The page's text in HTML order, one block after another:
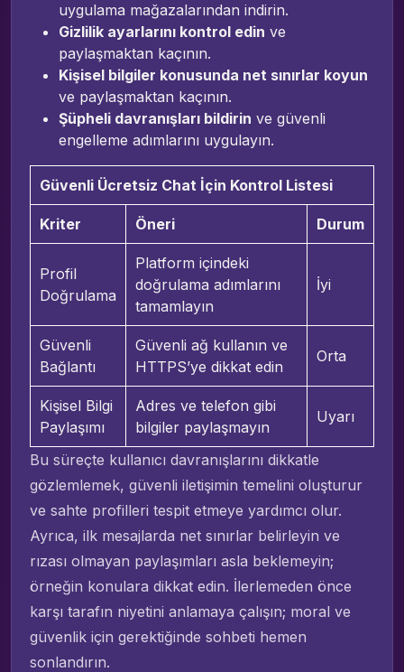
uygulama mağazalarından indirin.
Gizlilik ayarlarını kontrol edin ve
paylaşmaktan kaçının.
Kişisel bilgiler konusunda net sınırlar koyun
ve paylaşmaktan kaçının.
Şüpheli davranışları bildirin ve güvenli
engelleme adımlarını uygulayın.
Güvenli Ücretsiz Chat İçin Kontrol Listesi
Kriter Öneri Durum
Profil
Doğrulama
Platform içindeki
doğrulama adımlarını
tamamlayın
İyi
Güvenli
Bağlantı
Güvenli ağ kullanın ve
HTTPS’ye dikkat edin
Orta
Kişisel Bilgi
Paylaşımı
Adres ve telefon gibi
bilgiler paylaşmayın
Uyarı
Bu süreçte kullanıcı davranışlarını dikkatle
gözlemlemek, güvenli iletişimin temelini oluşturur
ve sahte profilleri tespit etmeye yardımcı olur.
Ayrıca, ilk mesajlarda net sınırlar belirleyin ve
rızası olmayan paylaşımları asla beklemeyin;
örneğin konulara dikkat edin. İlerlemeden önce
karşı tarafın niyetini anlamaya çalışın; moral ve
güvenlik için gerektiğinde sohbeti hemen
sonlandırın.